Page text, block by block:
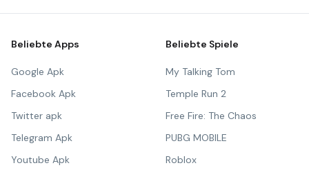
Beliebte Apps
Google Apk
Facebook Apk
Twitter apk
Telegram Apk
Youtube Apk
Beliebte Spiele
My Talking Tom
Temple Run 2
Free Fire: The Chaos
PUBG MOBILE
Roblox